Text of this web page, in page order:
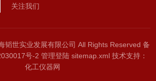
关注我们
韬世实业发展有限公司 All Rights Reserved 备
号-2 管理登陆 sitemap.xml 技术支持：
化工仪器网